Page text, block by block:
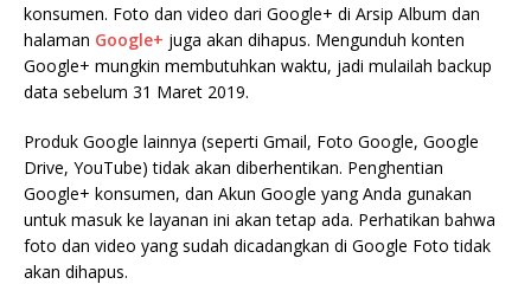
konsumen. Foto dan video dari Google+ di Arsip Album dan
halaman Google+ juga akan dihapus. Mengunduh konten
Google+ mungkin membutuhkan waktu, jadi mulailah backup
data sebelum 31 Maret 2019.
Produk Google lainnya (seperti Gmail, Foto Google, Google
Drive, YouTube) tidak akan diberhentikan. Penghentian
Google+ konsumen, dan Akun Google yang Anda gunakan
untuk masuk ke layanan ini akan tetap ada. Perhatikan bahwa
foto dan video yang sudah dicadangkan di Google Foto tidak
akan dihapus.